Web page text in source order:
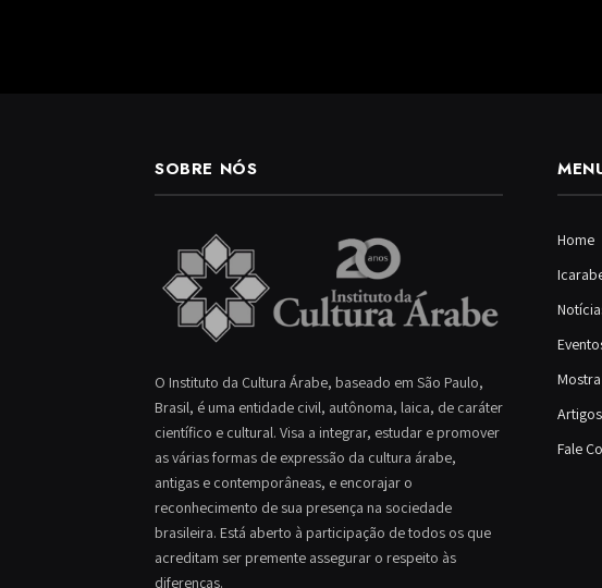
SOBRE NÓS
O Instituto da Cultura Árabe, baseado em São Paulo,
Brasil, é uma entidade civil, autônoma, laica, de caráter
científico e cultural. Visa a integrar, estudar e promover
as várias formas de expressão da cultura árabe,
antigas e contemporâneas, e encorajar o
reconhecimento de sua presença na sociedade
brasileira. Está aberto à participação de todos os que
acreditam ser premente assegurar o respeito às
diferenças.
Home
Artigos
Fale